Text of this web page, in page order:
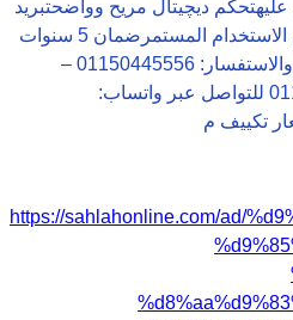
ديچيتال مريح وواضحتبريد
فعّال وسريعكباس قوي لتحمل الاستخدام المستمرضمان 5 سنوات
شامل + تركيب مجاني للطلب والاستفسار: 01150445556 –
01069568688 – 01122256005 للتواصل عبر واتساب:
https://sahlahonline.com/ad/